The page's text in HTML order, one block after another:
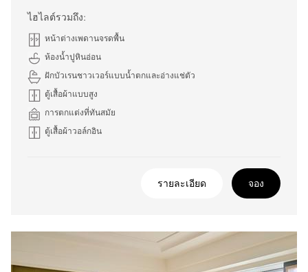
ไฮไลต์รวมถึง:
หน้าต่างเพดานจรดพื้น
ห้องน้ำปูหินอ่อน
ฝักบัวเรนชาวเวอร์แบบน้ำตกและอ่างแช่ตัว
ตู้เสื้อผ้าแบบสูง
การตกแต่งที่ทันสมัย
ตู้เสื้อผ้าวอล์กอิน
รายละเอียด จอง